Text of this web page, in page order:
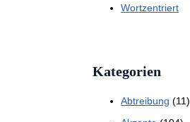
Wortzentriert
Kategorien
Abtreibung (11)